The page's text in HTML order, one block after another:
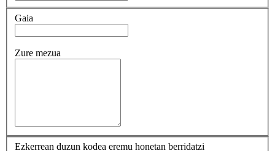
Gaia
Zure mezua
Ezkerrean duzun kodea eremu honetan berridatzi